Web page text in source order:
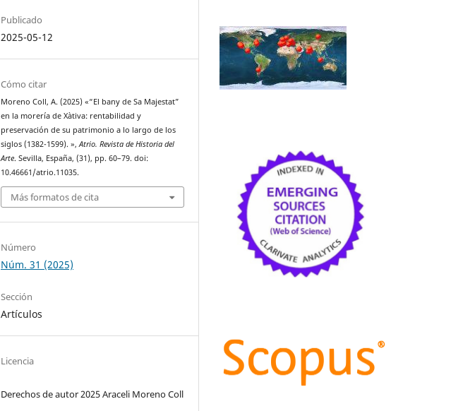
Publicado
2025-05-12
Cómo citar
Moreno Coll, A. (2025) «“El bany de Sa Majestat”
en la morería de Xàtiva: rentabilidad y
preservación de su patrimonio a lo largo de los
siglos (1382-1599). »,Atrio. Revista de Historia del
Arte. Sevilla, España, (31), pp. 60–79. doi:
10.46661/atrio.11035.
Más formatos de cita
Número
Núm. 31 (2025)
Sección
Artículos
Licencia
Derechos de autor 2025 Araceli Moreno Coll